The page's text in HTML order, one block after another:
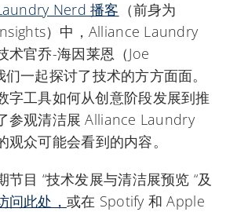
Nerd 播客 （前身为
）中，Alliance Laundry
术官乔-海因莱恩（Joe
一起探讨了技术的方方面面。
字工具如何从创意阶段发展到推
参观清洁展 Alliance Laundry
观众可能会看到的内容。
节目 “技术发展与清洁展预览 “及
问此处， 或在 Spotify 和 Apple